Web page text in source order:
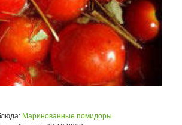
Маринованные помидоры